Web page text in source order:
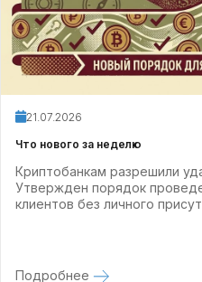
21.07.2026
Что нового за неделю
Криптобанкам разрешили
Утвержден порядок
клиентов без личного
Подробнее